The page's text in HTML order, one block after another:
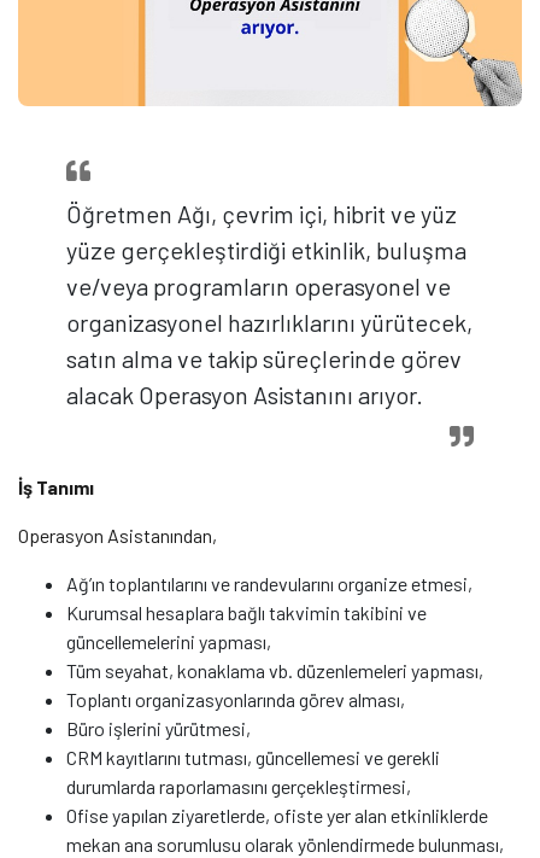
Öğretmen Ağı, çevrim içi, hibrit ve yüz
yüze gerçekleştirdiği etkinlik, buluşma
ve/veya programların operasyonel ve
organizasyonel hazırlıklarını yürütecek,
satın alma ve takip süreçlerinde görev
alacak Operasyon Asistanını arıyor.
İş Tanımı
Operasyon Asistanından,
Ağ’ın toplantılarını ve randevularını organize etmesi,
Kurumsal hesaplara bağlı takvimin takibini ve
güncellemelerini yapması,
Tüm seyahat, konaklama vb. düzenlemeleri yapması,
Toplantı organizasyonlarında görev alması,
Büro işlerini yürütmesi,
CRM kayıtlarını tutması, güncellemesi ve gerekli
durumlarda raporlamasını gerçekleştirmesi,
Ofise yapılan ziyaretlerde, ofiste yer alan etkinliklerde
mekan ana sorumlusu olarak yönlendirmede bulunması,